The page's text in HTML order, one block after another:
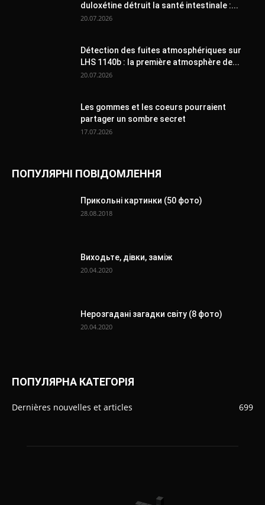
duloxétine détruit la santé intestinale :...
20.07.2026
Détection des fuites atmosphériques sur
LHS 1140b : la première atmosphère de...
20.07.2026
Les gommes et les coeurs pourraient
partager un sombre secret
17.07.2026
ПОПУЛЯРНІ ПОВІДОМЛЕННЯ
Прикольні картинки (50 фото)
28.08.2018
Виходьте, дівки, заміж
20.04.2020
Нерозгадані загадки світу (8 фото)
20.04.2020
ПОПУЛЯРНА КАТЕГОРІЯ
Dernières nouvelles et articles 699